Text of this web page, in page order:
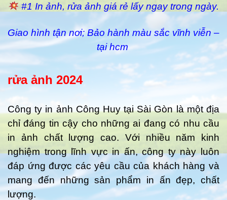
#1 In ảnh, rửa ảnh giá rẻ lấy ngay trong ngày.
Giao hình tận nơi; Bảo hành màu sắc vĩnh viễn –
tại hcm
rửa ảnh 2024
Công ty in ảnh Công Huy tại Sài Gòn là một địa
chỉ đáng tin cậy cho những ai đang có nhu cầu
in ảnh chất lượng cao. Với nhiều năm kinh
nghiệm trong lĩnh vực in ấn, công ty này luôn
đáp ứng được các yêu cầu của khách hàng và
mang đến những sản phẩm in ấn đẹp, chất
lượng.